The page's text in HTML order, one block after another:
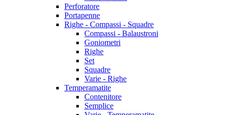
Perforatore
Portapenne
Righe - Compassi - Squadre
Compassi - Balaustroni
Goniometri
Righe
Set
Squadre
Varie - Righe
Temperamatite
Contenitore
Semplice